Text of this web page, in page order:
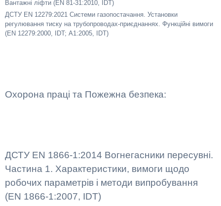
Вантажні ліфти (EN 81-31:2010, IDT)
ДСТУ EN 12279:2021 Системи газопостачання. Установки
регулювання тиску на трубопроводах-приєднаннях. Функційні вимоги
(EN 12279:2000, IDT; А1:2005, IDT)
Охорона праці та Пожежна безпека:
ДСТУ EN 1866-1:2014 Вогнегасники пересувні.
Частина 1. Характеристики, вимоги щодо
робочих параметрів і методи випробування
(EN 1866-1:2007, IDT)